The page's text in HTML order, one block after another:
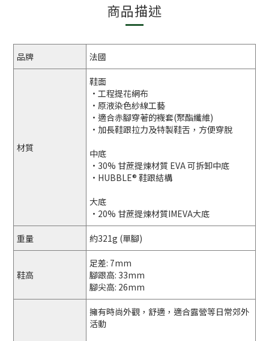
商品描述
品牌 法國
材質
鞋面
• 工程提花網布
• 原液染色紗線工藝
• 適合赤腳穿著的襪套(聚酯纖維)
• 加長鞋跟拉力及特製鞋舌，方便穿脫
中底
• 30% 甘蔗提煉材質 EVA 可拆卸中底
• HUBBLE® 鞋跟結構
大底
• 20% 甘蔗提煉材質IMEVA大底
重量 約321g (單腳)
鞋高
足差: 7mm
腳跟高: 33mm
腳尖高: 26mm
擁有時尚外觀，舒適，適合露營等日常郊外
活動